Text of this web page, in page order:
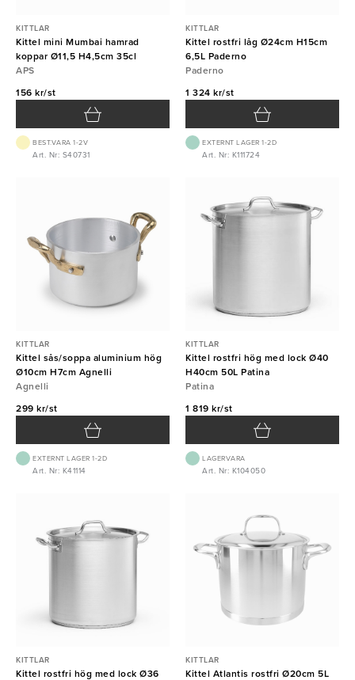
KITTLAR
Kittel mini Mumbai hamrad
koppar Ø11,5 H4,5cm 35cl
APS
156 kr/st
BEST.VARA 1-2V
Art. Nr: S40731
KITTLAR
Kittel rostfri låg Ø24cm H15cm
6,5L Paderno
Paderno
1 324 kr/st
EXTERNT LAGER 1-2D
Art. Nr: K111724
KITTLAR
Kittel sås/soppa aluminium hög
Ø10cm H7cm Agnelli
Agnelli
299 kr/st
EXTERNT LAGER 1-2D
Art. Nr: K41114
KITTLAR
Kittel rostfri hög med lock Ø40
H40cm 50L Patina
Patina
1 819 kr/st
LAGERVARA
Art. Nr: K104050
KITTLAR
Kittel rostfri hög med lock Ø36
KITTLAR
Kittel Atlantis rostfri Ø20cm 5L